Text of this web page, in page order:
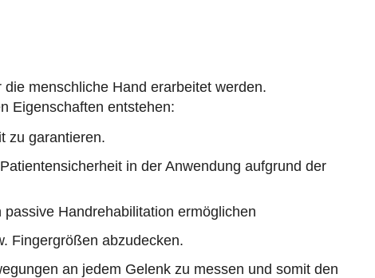
menschliche Hand erarbeitet werden.
Eigenschaften entstehen:
zu garantieren.
in der Anwendung aufgrund der
Handrehabilitation ermöglichen
Fingergrößen abzudecken.
an jedem Gelenk zu messen und somit den